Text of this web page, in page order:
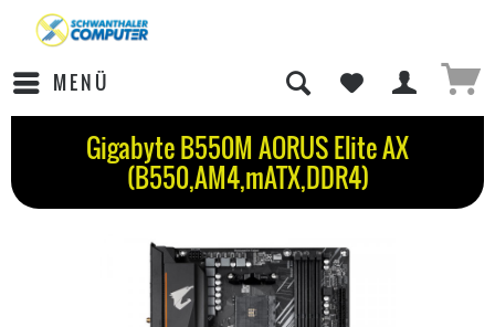
MENÜ
Gigabyte B550M AORUS Elite AX
(B550,AM4,mATX,DDR4)